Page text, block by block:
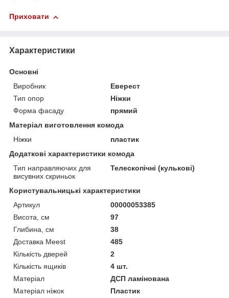
Приховати
Характеристики
Основні
Виробник
Еверест
Тип опор
Ніжки
Форма фасаду
прямий
Матеріал виготовлення комода
Ніжки
пластик
Додаткові характеристики комода
Тип направляючих для
висувних скриньок
Телескопічні (кулькові)
Користувальницькі характеристики
Артикул
00000053385
Висота, см
97
Глибина, см
38
Доставка Meest
485
Кількість дверей
2
Кількість ящиків
4 шт.
Матеріал
ДСП ламінована
Матеріал ніжок
Пластик